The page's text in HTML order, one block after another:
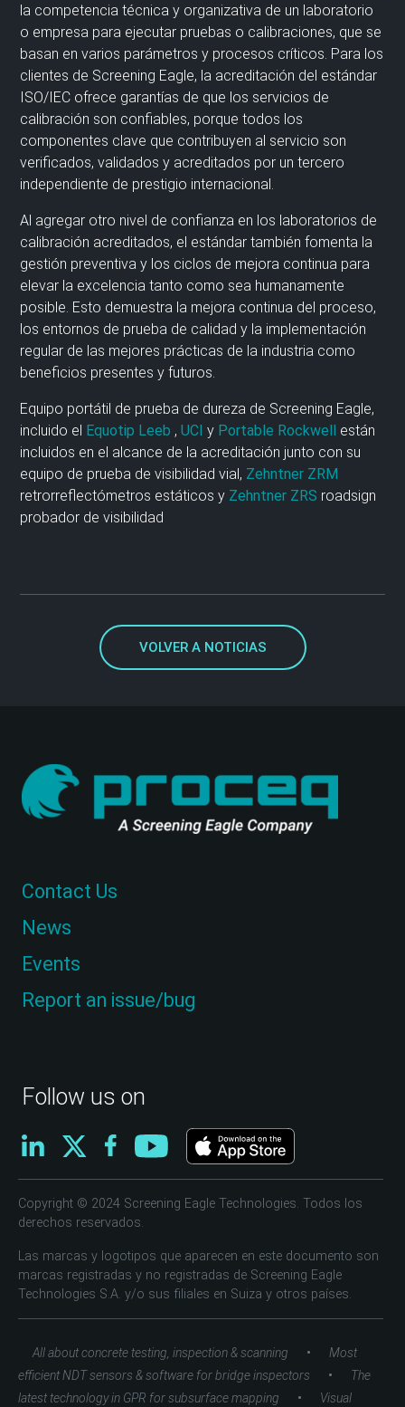
la competencia técnica y organizativa de un laboratorio
o empresa para ejecutar pruebas o calibraciones, que se
basan en varios parámetros y procesos críticos. Para los
clientes de Screening Eagle, la acreditación del estándar
ISO/IEC ofrece garantías de que los servicios de
calibración son confiables, porque todos los
componentes clave que contribuyen al servicio son
verificados, validados y acreditados por un tercero
independiente de prestigio internacional.
Al agregar otro nivel de confianza en los laboratorios de
calibración acreditados, el estándar también fomenta la
gestión preventiva y los ciclos de mejora continua para
elevar la excelencia tanto como sea humanamente
posible. Esto demuestra la mejora continua del proceso,
los entornos de prueba de calidad y la implementación
regular de las mejores prácticas de la industria como
beneficios presentes y futuros.
Equipo portátil de prueba de dureza de Screening Eagle,
incluido el Equotip Leeb ,UCIy Portable Rockwell están
incluidos en el alcance de la acreditación junto con su
equipo de prueba de visibilidad vial, Zehntner ZRM
retrorreflectómetros estáticos y Zehntner ZRS roadsign
probador de visibilidad
VOLVER A NOTICIAS
Follow us on
Contact Us
News
Events
Report an issue/bug
Copyright © 2024 Screening Eagle Technologies. Todos los
derechos reservados.
Las marcas y logotipos que aparecen en este documento son
marcas registradas y no registradas de Screening Eagle
Technologies S.A. y/o sus filiales en Suiza y otros países.
All about concrete testing, inspection & scanning •
Most
efficient NDT sensors & software for bridge inspectors
•
The
latest technology in GPR for subsurface mapping
• Visual